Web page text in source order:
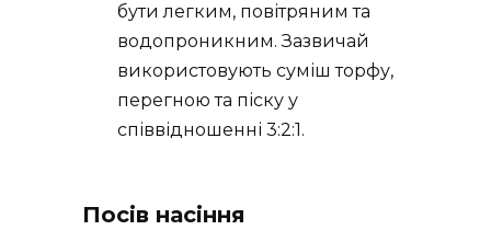
бути легким, повітряним та
водопроникним. Зазвичай
використовують суміш торфу,
перегною та піску у
співвідношенні 3:2:1.
Посів насіння